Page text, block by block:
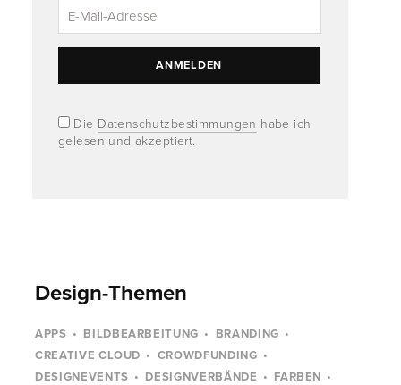
Die Datenschutzbestimmungen habe ich
gelesen und akzeptiert.
Design-Themen
APPS BILDBEARBEITUNG
BRANDING
CREATIVE CLOUD
CROWDFUNDING
DESIGNEVENTS
DESIGNVERBÄNDE
FARBEN